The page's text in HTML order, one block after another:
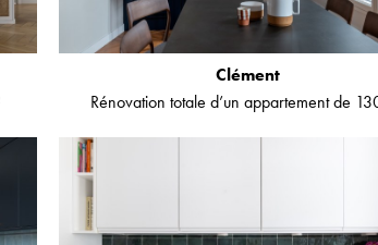
Clément
Rénovation totale d’un appartement de